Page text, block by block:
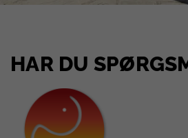
HAR DU